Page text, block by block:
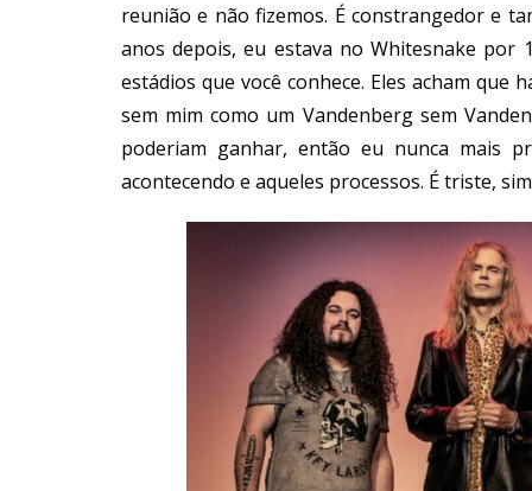
reunião e não fizemos. É constrangedor e
anos depois, eu estava no Whitesnake
estádios que você conhece. Eles acham
sem mim como um Vandenberg sem
poderiam ganhar, então eu nunca mais
acontecendo e aqueles processos. É triste,